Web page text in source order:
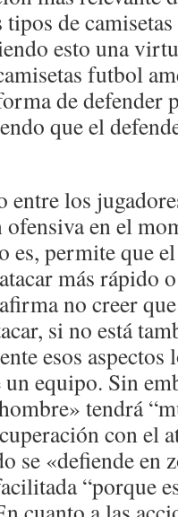
tipos de
esto una
futbol
de defender
que el
los
en el
es, permite que
más rápido
no creer
si no está
esos
equipo. Sin
tendrá
con el
se «defiende en
“porque